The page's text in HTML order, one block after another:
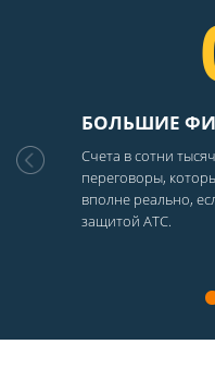
БОЛЬШИЕ
Счета в сотни
переговоры,
вполне реально,
защитой АТС.